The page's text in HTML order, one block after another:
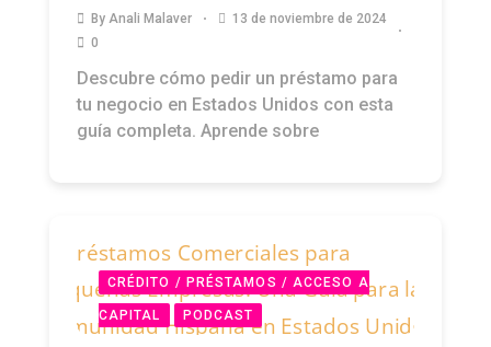
By Anali Malaver
13 de noviembre de 2024
0
Descubre cómo pedir un préstamo para
tu negocio en Estados Unidos con esta
guía completa. Aprende sobre
CRÉDITO / PRÉSTAMOS / ACCESO A
CAPITAL PODCAST